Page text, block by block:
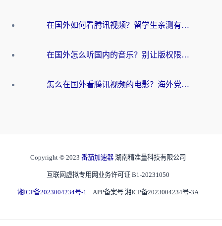
在国外如何看腾讯视频？留学生亲测有效的回国加速方案
在国外怎么听国内的音乐？别让版权限制断了你的华语歌单
怎么在国外看腾讯视频的电影？海外党亲测有效的回国加速指南
Copyright © 2023 番茄加速器 湖南精准量科技有限公司
互联网虚拟专用网业务许可证 B1-20231050
湘ICP备2023004234号-1 APP备案号 湘ICP备2023004234号-3A